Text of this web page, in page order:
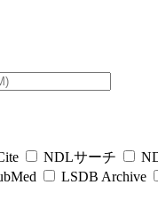
NDLサーチ
LSDB Archive